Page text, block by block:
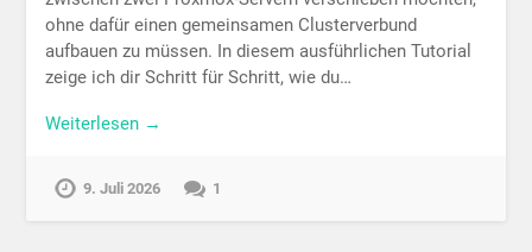
ohne dafür einen gemeinsamen Clusterverbund
aufbauen zu müssen. In diesem ausführlichen Tutorial
zeige ich dir Schritt für Schritt, wie du…
Weiterlesen →
9. Juli 2026 1